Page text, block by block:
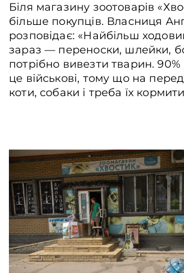
Біля магазину зоотоварів
більше покупців. Власниця
розповідає: «Найбільш
зараз ― переноски, шлейки,
потрібно вивезти тварин. 90%
це військові, тому що на
коти, собаки і треба їх